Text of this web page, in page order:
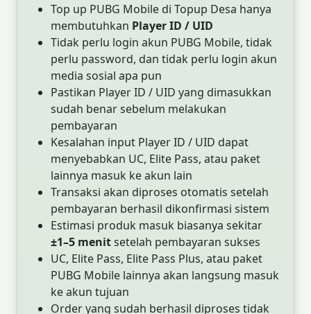
Top up PUBG Mobile di Topup Desa hanya
membutuhkan Player ID / UID
Tidak perlu login akun PUBG Mobile, tidak
perlu password, dan tidak perlu login akun
media sosial apa pun
Pastikan Player ID / UID yang dimasukkan
sudah benar sebelum melakukan
pembayaran
Kesalahan input Player ID / UID dapat
menyebabkan UC, Elite Pass, atau paket
lainnya masuk ke akun lain
Transaksi akan diproses otomatis setelah
pembayaran berhasil dikonfirmasi sistem
Estimasi produk masuk biasanya sekitar
±1–5 menitsetelah pembayaran sukses
UC, Elite Pass, Elite Pass Plus, atau paket
PUBG Mobile lainnya akan langsung masuk
ke akun tujuan
Order yang sudah berhasil diproses tidak